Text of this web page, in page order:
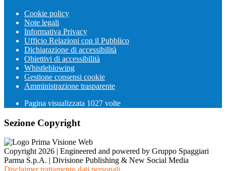
Cookie policy
Note legali
Informativa Privacy
Ufficio Relazioni con il Pubblico
Dichiarazione di accessibilità
Obiettivi di accessibilità
Whistleblowing
Gestione consensi cookie
Amministrazione trasparente
Pagina visualizzata 1027 volte
Sezione Copyright
Copyright 2026 | Engineered and powered by Gruppo Spaggiari
Parma S.p.A. | Divisione Publishing & New Social Media